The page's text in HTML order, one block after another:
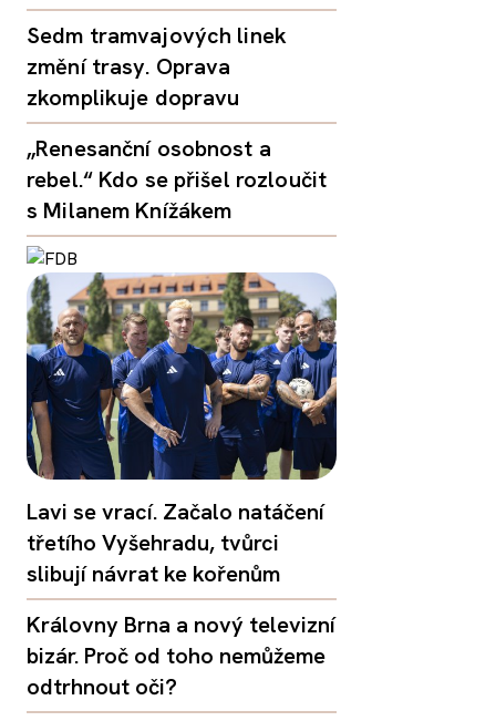
Sedm tramvajových linek
změní trasy. Oprava
zkomplikuje dopravu
„Renesanční osobnost a
rebel.“ Kdo se přišel rozloučit
s Milanem Knížákem
Lavi se vrací. Začalo natáčení
třetího Vyšehradu, tvůrci
slibují návrat ke kořenům
Královny Brna a nový televizní
bizár. Proč od toho nemůžeme
odtrhnout oči?